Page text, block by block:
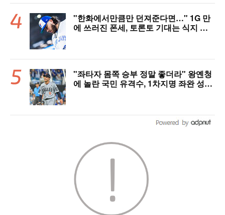
"한화에서만큼만 던져준다면…" 1G 만
에 쓰러진 폰세, 토론토 기대는 식지 않
"좌타자 몸쪽 승부 정말 좋더라" 왕옌청
에 놀란 국민 유격수, 1차지명 좌완 성장